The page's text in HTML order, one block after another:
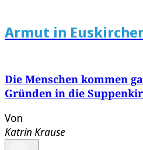
Armut in
Die Menschen kommen
Gründen in die
Von
Katrin Krause